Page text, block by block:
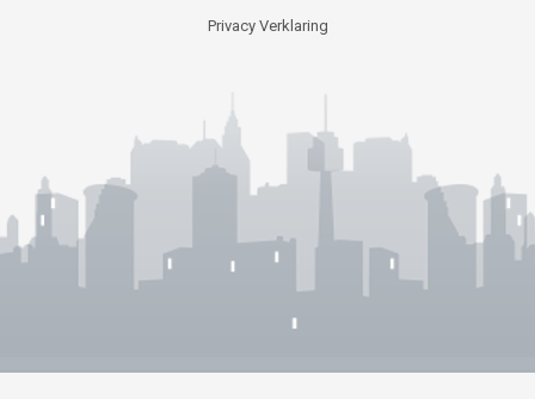
Privacy Verklaring